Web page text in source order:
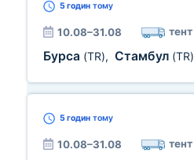
5 годин тому
10.08–31.08 тент
Бурса (TR), Стамбул (TR)
5 годин тому
10.08–31.08 тент